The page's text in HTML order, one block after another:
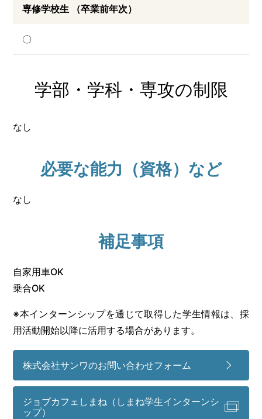
専修学校生 （卒業前年次）
〇
学部・学科・専攻の制限
なし
必要な能力（資格）など
なし
補足事項
自家用車OK
乗合OK
※本インターンシップを通じて取得した学生情報は、採
用活動開始以降に活用する場合があります。
株式会社サンワのお問い合わせフォーム
ジョブカフェしまね（しまね学生インターンシ
ップ）